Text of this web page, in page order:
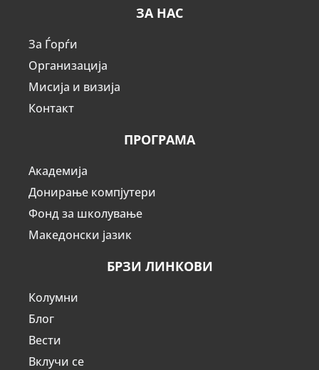
ЗА НАС
За Ѓорѓи
Организација
Мисија и визија
Контакт
ПРОГРАМА
Академија
Донирање компјутери
Фонд за школување
Македонски јазик
БРЗИ ЛИНКОВИ
Колумни
Блог
Вести
Вклучи се